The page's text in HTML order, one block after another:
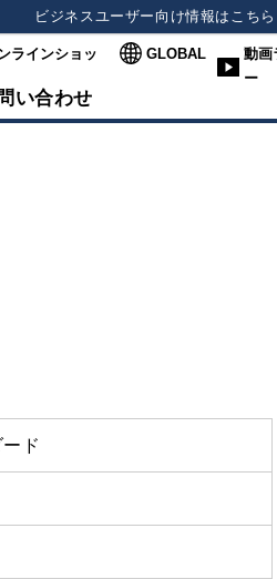
ビジネスユーザー向け情報はこちら
ラインショッ
GLOBAL
動画
ー
い合わせ
ド